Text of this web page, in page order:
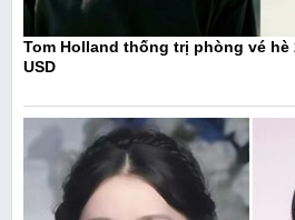
Tom Holland thống trị phòng vé
USD